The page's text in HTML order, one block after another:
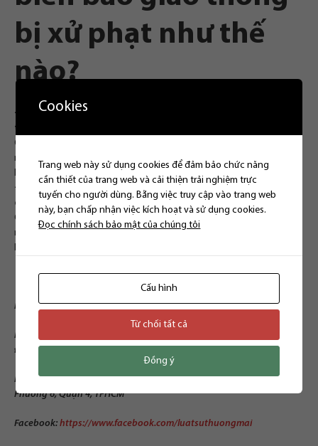
bị xử phạt như thế
nào?
Đối với người điều khiển xe ô tô và các loại phương tiện
tương tự xe ô tô
Căn cứ theo Điểm a Khoản 1 Điều 5 Nghị định 100/2019/NĐ-CP thì
người điều khiển xe sẽ bị phạt từ
300.000 đồng đến 400.000 đồng
khi không chấp hành chỉ dẫn của biển báo hiệu.
Đối với người điều khiển xe mô tô, xe gắn máy (kể cả xe máy
điện), các loại xe tương tự xe mô tô, xe gắn máy
Căn cứ theo Điểm a Khoản 1 Điều 5 Nghị định 100/2019/NĐ-CP thì
người điều khiển xe sẽ bị phạt từ
100.000 đồng đến 200.000 đồng
khi không chấp hành chỉ dẫn của biển báo hiệu.
Nếu có nhu cầu tư vấn pháp luật hãy liên hệ với Luật Thiên Thanh:
Hà Nội : Phòng 302, tầng 3, 142 Lê Duẩn, phường Khâm Thiên, quận
Đống Đa, Hà Nội
Hồ Chí Minh: Phòng 6.16, Rivergate Resident 153-155 Bến Vân Đồn,
Phường 6, Quận 4, TPHCM
Facebook: https://www.facebook.com/luatsuthuongmai
Cookies
Trang web này sử dụng cookies để đảm bảo chức năng
cần thiết của trang web và cải thiện trải nghiệm trực
tuyến cho người dùng. Bằng việc truy cập vào trang web
này, bạn chấp nhận việc kích hoạt và sử dụng cookies.
Đọc chính sách bảo mật của chúng tôi
Cấu hình
Từ chối tất cả
Đồng ý